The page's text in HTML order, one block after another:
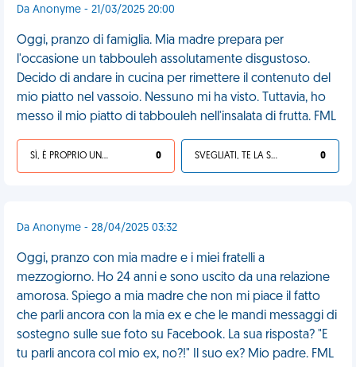
Da Anonyme - 21/03/2025 20:00
Oggi, pranzo di famiglia. Mia madre prepara per
l'occasione un tabbouleh assolutamente disgustoso.
Decido di andare in cucina per rimettere il contenuto del
mio piatto nel vassoio. Nessuno mi ha visto. Tuttavia, ho
messo il mio piatto di tabbouleh nell'insalata di frutta. FML
SÌ, È PROPRIO UNA VDM! 0 SVEGLIATI, TE LA SEI CERCATA! 0
Da Anonyme - 28/04/2025 03:32
Oggi, pranzo con mia madre e i miei fratelli a
mezzogiorno. Ho 24 anni e sono uscito da una relazione
amorosa. Spiego a mia madre che non mi piace il fatto
che parli ancora con la mia ex e che le mandi messaggi di
sostegno sulle sue foto su Facebook. La sua risposta? "E
tu parli ancora col mio ex, no?!" Il suo ex? Mio padre. FML